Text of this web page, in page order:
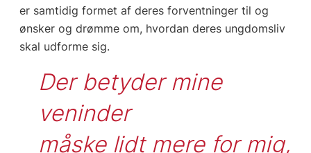
er samtidig formet af deres forventninger til og
ønsker og drømme om, hvordan deres ungdomsliv
skal udforme sig.
Der betyder mine
veninder
måske lidt mere for mig,